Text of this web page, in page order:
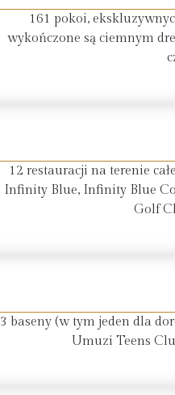
161 pokoi,
wykończone są ciemnym
12 restauracji na terenie
Infinity Blue, Infinity Blue
Golf
3 baseny (w tym jeden dla
Umuzi Teens